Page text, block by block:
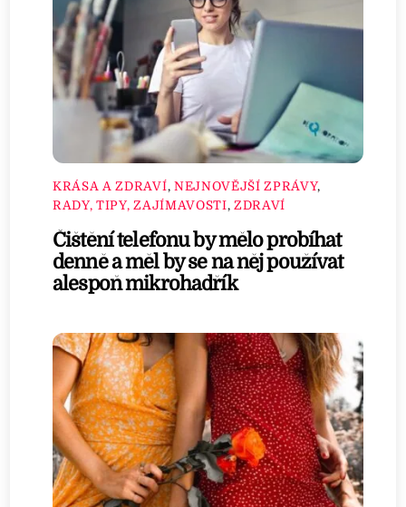
KRÁSA A ZDRAVÍ, NEJNOVĚJŠÍ ZPRÁVY,
RADY, TIPY, ZAJÍMAVOSTI, ZDRAVÍ
Čištění telefonu by mělo probíhat
denně a měl by se na něj používat
alespoň mikrohadřík